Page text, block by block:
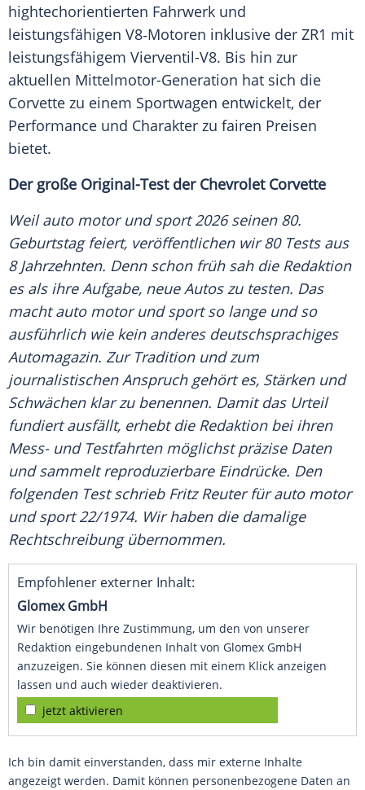
hightechorientierten Fahrwerk und
leistungsfähigen V8‑Motoren inklusive der ZR1 mit
leistungsfähigem Vierventil-V8. Bis hin zur
aktuellen Mittelmotor-Generation hat sich die
Corvette zu einem Sportwagen entwickelt, der
Performance und Charakter zu fairen Preisen
bietet.
Der große Original-Test der Chevrolet Corvette
Weil auto motor und sport 2026 seinen 80.
Geburtstag feiert, veröffentlichen wir 80 Tests aus
8 Jahrzehnten. Denn schon früh sah die Redaktion
es als ihre Aufgabe, neue Autos zu testen. Das
macht auto motor und sport so lange und so
ausführlich wie kein anderes deutschsprachiges
Automagazin. Zur Tradition und zum
journalistischen Anspruch gehört es, Stärken und
Schwächen klar zu benennen. Damit das Urteil
fundiert ausfällt, erhebt die Redaktion bei ihren
Mess- und Testfahrten möglichst präzise Daten
und sammelt reproduzierbare Eindrücke. Den
folgenden Test schrieb Fritz Reuter für auto motor
und sport 22/1974. Wir haben die damalige
Rechtschreibung übernommen.
Empfohlener externer Inhalt:
Glomex GmbH
Wir benötigen Ihre Zustimmung, um den von unserer
Redaktion eingebundenen Inhalt von Glomex GmbH
anzuzeigen. Sie können diesen mit einem Klick anzeigen
lassen und auch wieder deaktivieren.
jetzt aktivieren
Ich bin damit einverstanden, dass mir externe Inhalte
angezeigt werden. Damit können personenbezogene Daten an